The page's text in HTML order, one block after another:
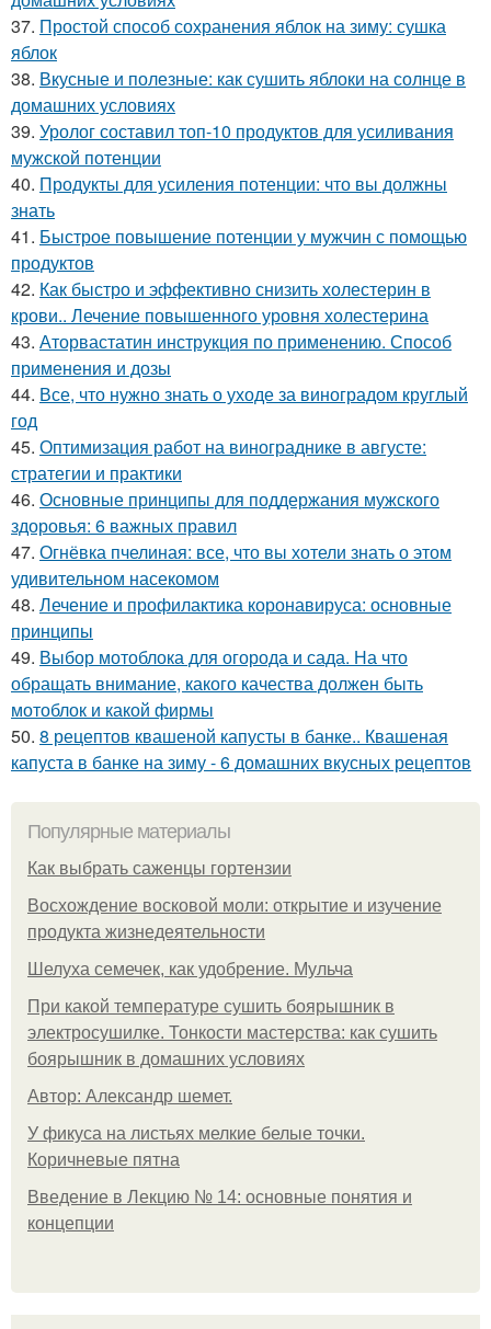
37. Простой способ сохранения яблок на зиму: сушка
яблок
38. Вкусные и полезные: как сушить яблоки на солнце в
домашних условиях
39. Уролог составил топ-10 продуктов для усиливания
мужской потенции
40. Продукты для усиления потенции: что вы должны
знать
41. Быстрое повышение потенции у мужчин с помощью
продуктов
42. Как быстро и эффективно снизить холестерин в
крови.. Лечение повышенного уровня холестерина
43. Аторвастатин инструкция по применению. Способ
применения и дозы
44. Все, что нужно знать о уходе за виноградом круглый
год
45. Оптимизация работ на винограднике в августе:
стратегии и практики
46. Основные принципы для поддержания мужского
здоровья: 6 важных правил
47. Огнёвка пчелиная: все, что вы хотели знать о этом
удивительном насекомом
48. Лечение и профилактика коронавируса: основные
принципы
49. Выбор мотоблока для огорода и сада. На что
обращать внимание, какого качества должен быть
мотоблок и какой фирмы
50. 8 рецептов квашеной капусты в банке.. Квашеная
капуста в банке на зиму - 6 домашних вкусных рецептов
Популярные материалы
Как выбрать саженцы гортензии
Восхождение восковой моли: открытие и изучение
продукта жизнедеятельности
Шелуха семечек, как удобрение. Мульча
При какой температуре сушить боярышник в
электросушилке. Тонкости мастерства: как сушить
боярышник в домашних условиях
Автор: Александр шемет.
У фикуса на листьях мелкие белые точки.
Коричневые пятна
Введение в Лекцию № 14: основные понятия и
концепции